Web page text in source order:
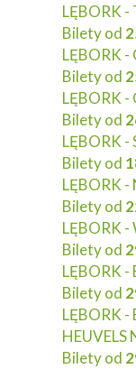
LĘBORK
Bilety od
LĘBORK -
Bilety od
LĘBORK -
Bilety od
LĘBORK -
Bilety od
LĘBORK
Bilety od
LĘBORK -
Bilety od
LĘBORK -
Bilety od
LĘBORK -
HEUVELS
Bilety od